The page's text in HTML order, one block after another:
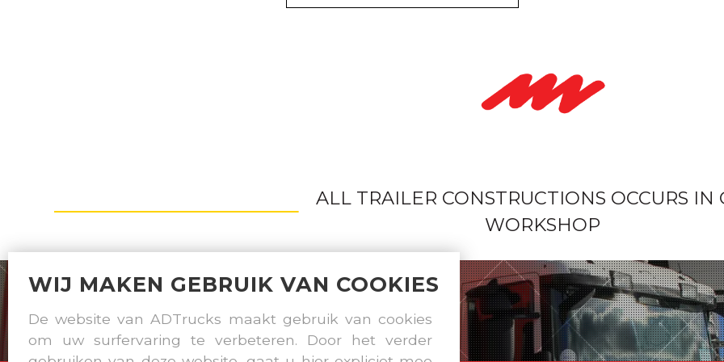
WIJ MAKEN GEBRUIK VAN COOKIES
De website van ADTrucks maakt gebruik van cookies
om uw surfervaring te verbeteren. Door het verder
ALL TRAILER CONSTRUCTIONS OCCURS IN
WORKSHOP